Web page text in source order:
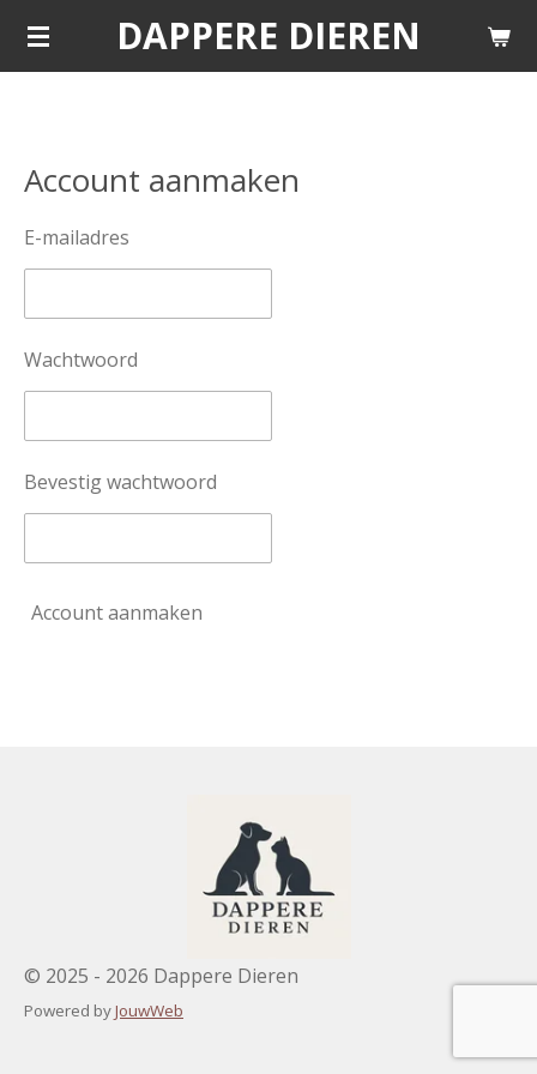
Ga
DAPPERE DIEREN
Account aanmaken
E-mailadres
Wachtwoord
Bevestig wachtwoord
Account aanmaken
© 2025 - 2026 Dappere Dieren
Powered byJouwWeb